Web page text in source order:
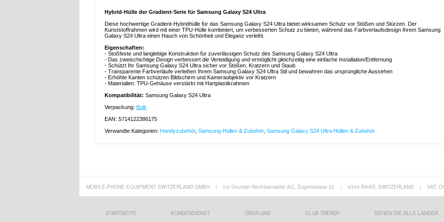
Hybrid-Hülle der Gradient-Serie für Samsung Galaxy S24 Ultra
Diese hochwertige Gradient-Hybridhülle für das Samsung Galaxy S24 Ultra bietet wirksamen Schutz vor Stößen und Stürzen. Der
Kunststoffrahmen wird mit einer TPU-Hülle kombiniert, um verbesserten Schutz zu bieten, während das Farbverlaufsdesign Ihrem Samsung
Galaxy S24 Ultra einen Hauch von Schönheit und Eleganz verleiht.
Eigenschaften:
- Stoßfeste und langlebige Konstruktion für zuverlässigen Schutz des Samsung Galaxy S24 Ultra
- Das zweischichtige Design verbessert die Verteidigung und ermöglicht gleichzeitig eine einfache Installation/Entfernung
- Schützt Ihr Samsung Galaxy S24 Ultra sicher vor Stößen, Kratzern und Staub
- Transparente Farbverläufe verleihen Ihrem Samsung Galaxy S24 Ultra Stil und bewahren das ursprüngliche Aussehen
- Erhöhte Kanten schützen Bildschirm und Kameraobjektiv vor Kratzern
- Materialien: TPU-Gehäuse verstärkt mit Hartplastikrahmen
Kompatibilität: Samsung Galaxy S24 Ultra
Verpackung: Bulk
EAN: 5714122386175
Verwandte Kategorien: Handyzubehör, Samsung Hüllen & Zubehör, Samsung Galaxy S24 Ultra Hüllen & Zubehör
MOBILE-PHONE EQUIPMENT SWITZERLAND GMBH | c/o Grunder Rechtsanwälte AG, Zugerstrasse 32 | 6340 BAAR, SWITZERLAND | VAT:
STARTSEITE KUNDENDIENST ÜBER UNS CLUB TRENDY SEHEN SIE ALLE LÄNDER